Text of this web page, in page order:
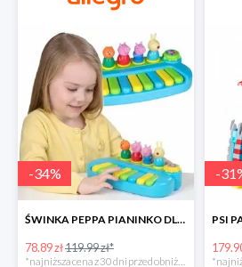
-34%
ŚWINKA PEPPA PIANINKO DLA DZIECI -34%
78.89 zł119.99 zł*
-31